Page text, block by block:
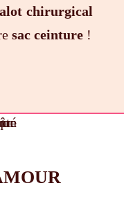
chirurgical
sac ceinture !